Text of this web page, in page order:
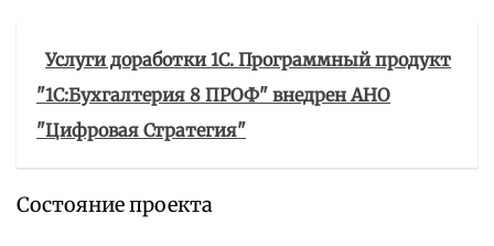
Услуги доработки 1С. Программный продукт
"1С:Бухгалтерия 8 ПРОФ" внедрен АНО
"Цифровая Стратегия"
Состояние проекта